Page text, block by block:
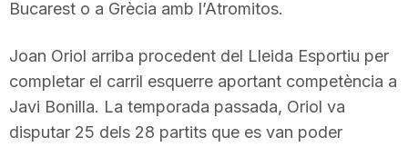
a
Bucarest o a Grècia amb l’Atromitos.
Joan Oriol arriba procedent del Lleida Esportiu per
completar el carril esquerre aportant competència a
Javi Bonilla. La temporada passada, Oriol va
disputar 25 dels 28 partits que es van poder